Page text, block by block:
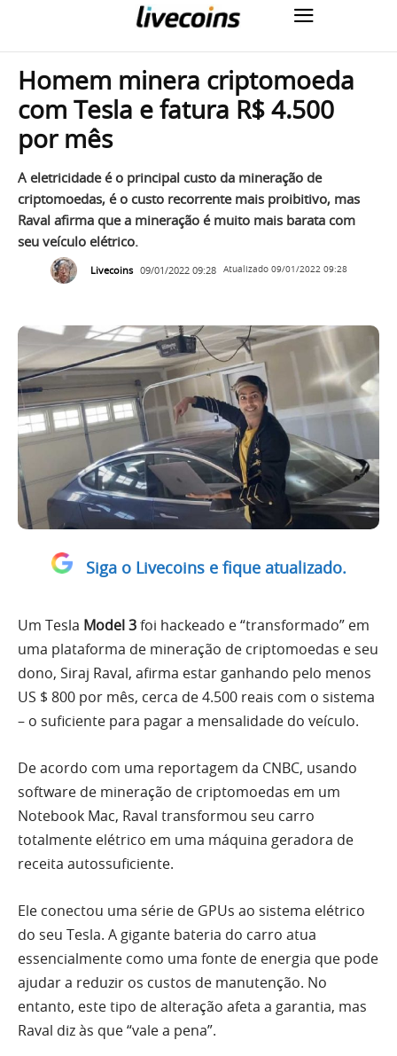
Homem minera criptomoeda
com Tesla e fatura R$ 4.500
por mês
A eletricidade é o principal custo da mineração de
criptomoedas, é o custo recorrente mais proibitivo, mas
Raval afirma que a mineração é muito mais barata com
seu veículo elétrico.
Livecoins 09/01/2022 09:28 Atualizado 09/01/2022 09:28
Siga o Livecoins e fique atualizado.
Um Tesla Model 3foi hackeado e “transformado” em
uma plataforma de mineração de criptomoedas e seu
dono, Siraj Raval, afirma estar ganhando pelo menos
US $ 800 por mês, cerca de 4.500 reais com o sistema
– o suficiente para pagar a mensalidade do veículo.
De acordo com uma reportagem da CNBC, usando
software de mineração de criptomoedas em um
Notebook Mac, Raval transformou seu carro
totalmente elétrico em uma máquina geradora de
receita autossuficiente.
Ele conectou uma série de GPUs ao sistema elétrico
do seu Tesla. A gigante bateria do carro atua
essencialmente como uma fonte de energia que pode
ajudar a reduzir os custos de manutenção. No
entanto, este tipo de alteração afeta a garantia, mas
Raval diz às que “vale a pena”.